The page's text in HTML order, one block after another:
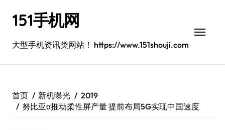
151手机网
大型手机资讯类网站！ https://www.151shouji.com
首页 新机曝光
2019
努比亚α推动柔性屏产量 提前布局5G实现中国速度